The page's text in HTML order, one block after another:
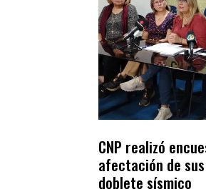
CNP realizó
afectación de
doblete sísmico